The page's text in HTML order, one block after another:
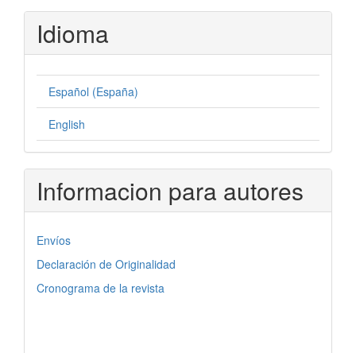
Idioma
Español (España)
English
Informacion para autores
Envíos
Declaración de Originalidad
Cronograma de la revista